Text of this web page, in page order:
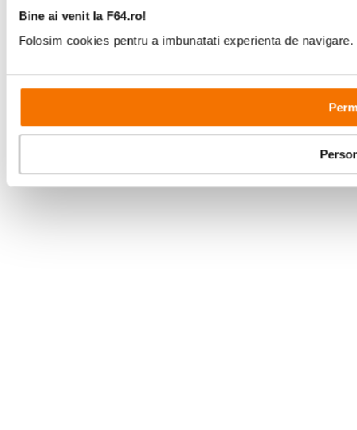
Bine ai venit la F64.ro!
Folosim cookies pentru a imbunatati experienta de